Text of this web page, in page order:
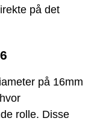
på det
på 16mm
rolle. Disse